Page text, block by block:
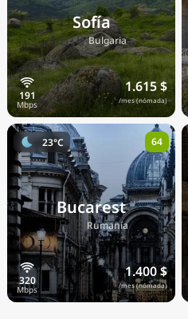
Sofía
🇧🇬Bulgaria
1.615 $
/mes (nómada)
Bucarest
🇷🇴Rumanía
1.400 $
/mes (nómada)
23°C 64